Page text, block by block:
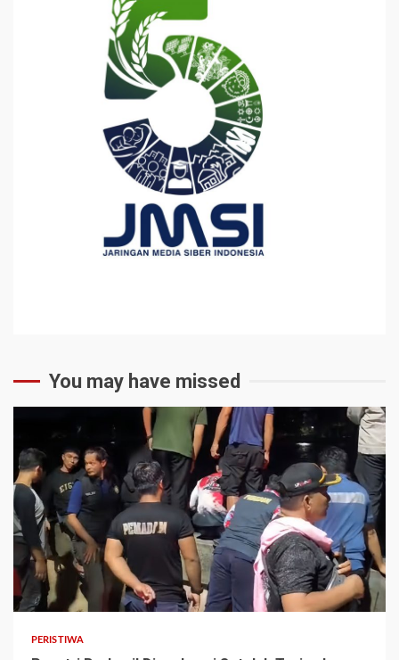
You may have missed
2 min read
PERISTIWA